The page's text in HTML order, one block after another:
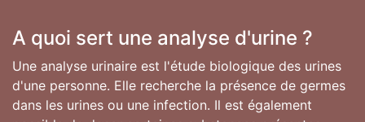
A quoi sert une analyse d'urine ?
Une analyse urinaire est l'étude biologique des urines
d'une personne. Elle recherche la présence de germes
dans les urines ou une infection. Il est également